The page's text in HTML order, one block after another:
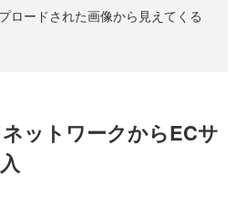
ロードされた画像から見えてくる
ットワークからECサ